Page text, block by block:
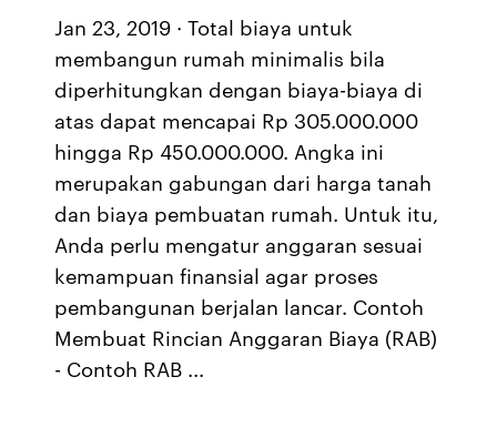
Jan 23, 2019 · Total biaya untuk
membangun rumah minimalis bila
diperhitungkan dengan biaya-biaya di
atas dapat mencapai Rp 305.000.000
hingga Rp 450.000.000. Angka ini
merupakan gabungan dari harga tanah
dan biaya pembuatan rumah. Untuk itu,
Anda perlu mengatur anggaran sesuai
kemampuan finansial agar proses
pembangunan berjalan lancar. Contoh
Membuat Rincian Anggaran Biaya (RAB)
- Contoh RAB ...